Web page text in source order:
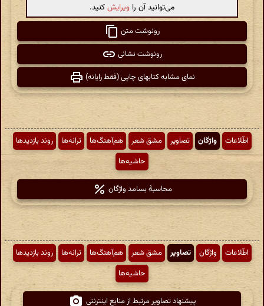
می‌توانید آن را ویرایشکنید.
رونوشت متن
رونوشت نشانی
نمای مشابه کتابهای چاپی (فقط رایانه)
اطّلاعات واژگان تصاویر مشق شعر هم‌آهنگ‌ها ترانه‌ها
روند بازدیدها
حاشیه‌ها
محاسبهٔ بسامد واژگان
اطّلاعات واژگان تصاویر مشق شعر هم‌آهنگ‌ها ترانه‌ها
روند بازدیدها
حاشیه‌ها
پیشنهاد تصاویر مرتبط از منابع اینترنتی